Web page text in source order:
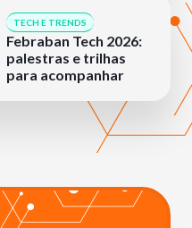
TECH E TRENDS
Febraban Tech 2026:
palestras e trilhas
para acompanhar